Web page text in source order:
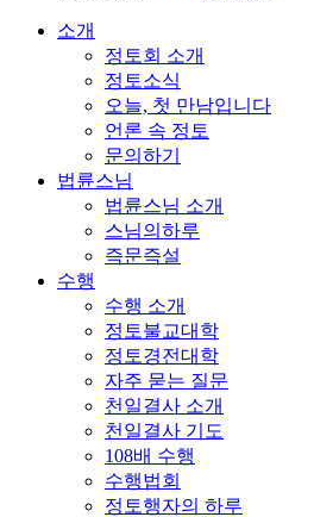
소개
정토회 소개
정토소식
오늘, 첫 만남입니다
언론 속 정토
문의하기
법륜스님
법륜스님 소개
스님의하루
즉문즉설
수행
수행 소개
정토불교대학
정토경전대학
자주 묻는 질문
천일결사 소개
천일결사 기도
108배 수행
수행법회
정토행자의 하루